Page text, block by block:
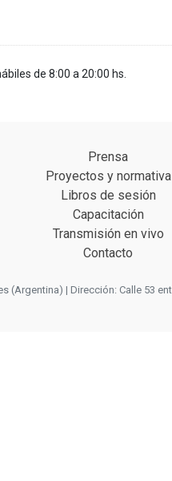
de 8:00 a 20:00 hs.
Prensa
Proyectos y normativa
Libros de sesión
Capacitación
Transmisión en vivo
Contacto
| Dirección: Calle 53